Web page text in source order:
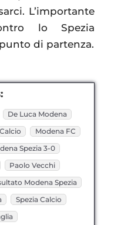
L’importante
lo Spezia
di partenza.
De Luca Modena
Modena FC
Spezia 3-0
Paolo Vecchi
Modena Spezia
Spezia Calcio